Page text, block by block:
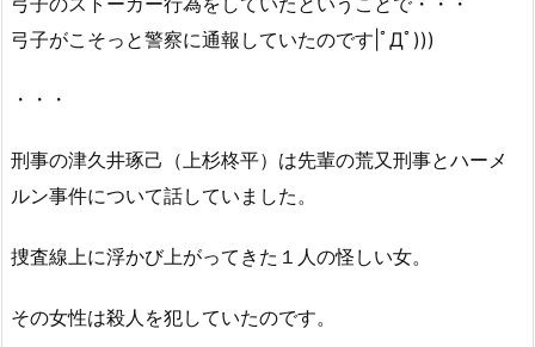
弓子がこそっと警察に通報していたのです|ﾟДﾟ)))
・・・
刑事の津久井琢己（上杉柊平）は先輩の荒又刑事とハーメ
ルン事件について話していました。
捜査線上に浮かび上がってきた１人の怪しい女。
その女性は殺人を犯していたのです。